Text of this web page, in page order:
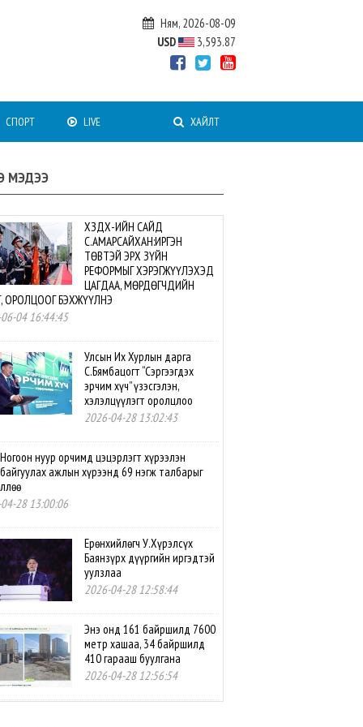
Ням, 2026-08-09
USD
3,593.87
СПОРТ LIVE ХАЙЛТ
МЭДЭЭ
ХЗДХ-ИЙН САЙД
С.АМАРСАЙХАН:ИРГЭН
ТӨВТЭЙ ЭРХ ЗҮЙН
РЕФОРМЫГ ХЭРЭГЖҮҮЛЭХЭД
ЦАГДАА, МӨРДӨГЧДИЙН
ОРОЛЦООГ БЭХЖҮҮЛНЭ
04 16:44:45
Улсын Их Хурлын дарга
С.Бямбацогт “Сэргээгдэх
эрчим хүч” үзэсгэлэн,
хэлэлцүүлэгт оролцлоо
2026-04-28 13:02:43
Ногоон нуур орчимд цэцэрлэгт хүрээлэн
байгуулах ажлын хүрээнд 69 нэгж талбарыг
28 13:00:06
Ерөнхийлөгч У.Хүрэлсүх
Баянзүрх дүүргийн иргэдтэй
уулзлаа
2026-04-28 12:58:44
Энэ онд 161 байршилд 7600
метр хашаа, 34 байршилд
410 гарааш буулгана
2026-04-28 12:56:54